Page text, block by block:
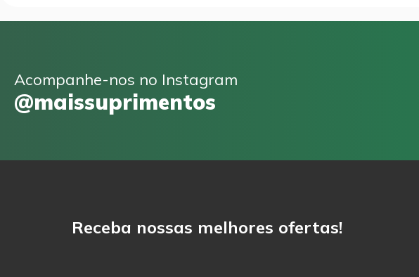
Acompanhe-nos no Instagram
@maissuprimentos
Receba nossas melhores ofertas!